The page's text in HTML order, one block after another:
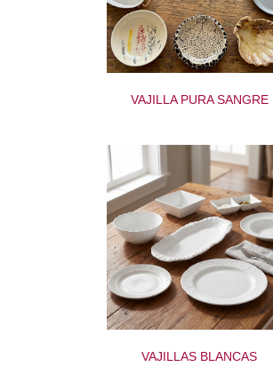
VAJILLA PURA SANGRE
VAJILLAS BLANCAS